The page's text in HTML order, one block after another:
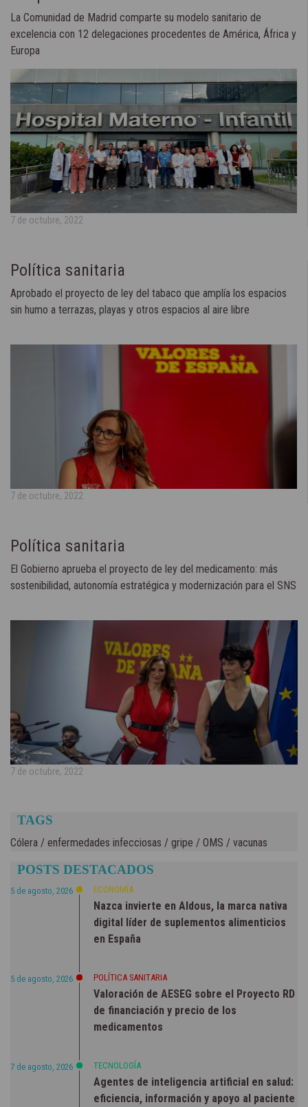
La Comunidad de Madrid comparte su modelo sanitario de
excelencia con 12 delegaciones procedentes de América, África y
Europa
7 de octubre, 2022
Política sanitaria
Aprobado el proyecto de ley del tabaco que amplía los espacios
sin humo a terrazas, playas y otros espacios al aire libre
7 de octubre, 2022
Política sanitaria
El Gobierno aprueba el proyecto de ley del medicamento: más
sostenibilidad, autonomía estratégica y modernización para el SNS
7 de octubre, 2022
TAGS
Cólera / enfermedades infecciosas / gripe / OMS / vacunas
POSTS DESTACADOS
5 de agosto, 2026 ECONOMÍA
Nazca invierte en Aldous, la marca nativa
digital líder de suplementos alimenticios
en España
5 de agosto, 2026 POLÍTICA SANITARIA
Valoración de AESEG sobre el Proyecto RD
de financiación y precio de los
medicamentos
7 de agosto, 2026 TECNOLOGÍA
Agentes de inteligencia artificial en salud:
eficiencia, información y apoyo al paciente